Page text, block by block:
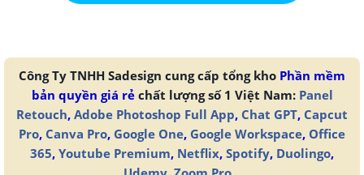
Công Ty TNHH Sadesign cung cấp tổng kho Phần mềm
bản quyền giá rẻchất lượng số 1 Việt Nam: Panel
Retouch, Adobe Photoshop Full App, Chat GPT, Capcut
Pro, Canva Pro, Google One, Google Workspace, Office
365, Youtube Premium, Netflix, Spotify, Duolingo,